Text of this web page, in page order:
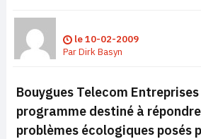
le10-02-2009
ParDirk Basyn
Bouygues Telecom
programme destiné à
problèmes écologiques posés